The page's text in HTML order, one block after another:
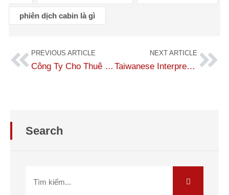
phiên dịch cabin là gì
PREVIOUS ARTICLE
Công Ty Cho Thuê Phiên Dịch Tiếng Hàn Quốc Theo Giờ Tốt Nhất Hiện Nay
NEXT ARTICLE
Taiwanese Interpretation Services – Accurate, Reputable, and Fast
Search